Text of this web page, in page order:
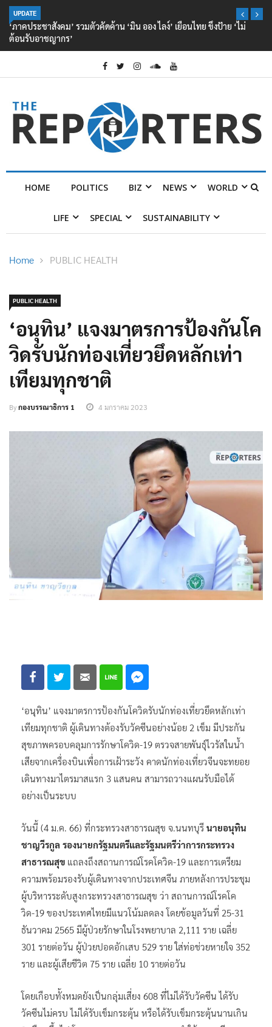
UPDATE
‘ภาคประชาสังคม’ รวมตัวคัดค้าน ‘มิน ออง ไลง์’ เยือนไทย ขึงป้าย ‘ไม่
ต้อนรับอาชญากร’
HOME POLITICS BIZ NEWS WORLD
LIFE SPECIAL SUSTAINABILITY
Home PUBLIC HEALTH
PUBLIC HEALTH
‘อนุทิน’ แจงมาตรการป้องกันโค
วิดรับนักท่องเที่ยวยึดหลักเท่า
เทียมทุกชาติ
Byกองบรรณาธิการ 1 4 มกราคม 2023
‘อนุทิน’ แจงมาตรการป้องกันโควิดรับนักท่องเที่ยวยึดหลักเท่า
เทียมทุกชาติ ผู้เดินทางต้องรับวัคซีนอย่างน้อย 2 เข็ม มีประกัน
สุขภาพครอบคลุมการรักษาโควิด-19 ตรวจสายพันธุ์ไวรัสในน้ำ
เสียจากเครื่องบินเพื่อการเฝ้าระวัง คาดนักท่องเที่ยวจีนจะทยอย
เดินทางมาไตรมาสแรก 3 แสนคน สามารถวางแผนรับมือได้
อย่างเป็นระบบ
วันนี้ (4 ม.ค. 66) ที่กระทรวงสาธารณสุข จ.นนทบุรี นายอนุทิน
ชาญวีรกูล รองนายกรัฐมนตรีและรัฐมนตรีว่าการกระทรวง
สาธารณสุข แถลงถึงสถานการณ์โรคโควิด-19 และการเตรียม
ความพร้อมรองรับผู้เดินทางจากประเทศจีน ภายหลังการประชุม
ผู้บริหารระดับสูงกระทรวงสาธารณสุข ว่า สถานการณ์โรคโค
วิด-19 ของประเทศไทยมีแนวโน้มลดลง โดยข้อมูลวันที่ 25-31
ธันวาคม 2565 มีผู้ป่วยรักษาในโรงพยาบาล 2,111 ราย เฉลี่ย
301 รายต่อวัน ผู้ป่วยปอดอักเสบ 529 ราย ใส่ท่อช่วยหายใจ 352
ราย และผู้เสียชีวิต 75 ราย เฉลี่ย 10 รายต่อวัน
โดยเกือบทั้งหมดยังเป็นกลุ่มเสี่ยง 608 ที่ไม่ได้รับวัคซีน ได้รับ
วัคซีนไม่ครบ ไม่ได้รับเข็มกระตุ้น หรือได้รับเข็มกระตุ้นนานเกิน